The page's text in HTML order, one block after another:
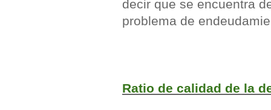
decir que se encuentra
problema de
Ratio de calidad de la